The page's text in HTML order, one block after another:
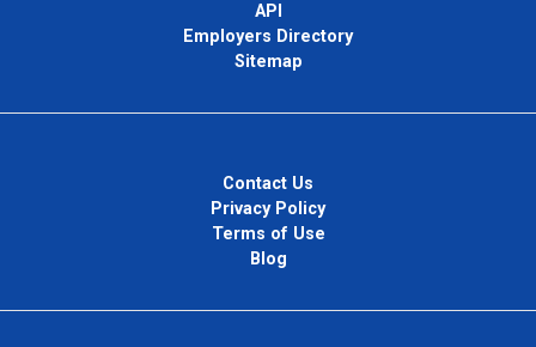
API
Employers Directory
Sitemap
Contact Us
Privacy Policy
Terms of Use
Blog